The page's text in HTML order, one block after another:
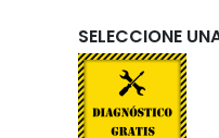
SELECCIONE